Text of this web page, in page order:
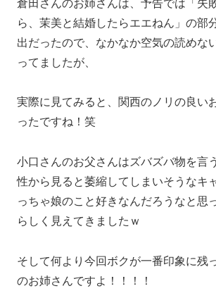
倉田さんのお姉さんは、予告では「失
ら、茉美と結婚したらエエねん」の部
出だったので、なかなか空気の読めな
ってましたが、
実際に見てみると、関西のノリの良い
ったですね！笑
小口さんのお父さんはズバズバ物を言
性から見ると萎縮してしまいそうなキ
っちゃ娘のこと好きなんだろうなと思
らしく見えてきましたｗ
そして何より今回ボクが一番印象に残
のお姉さんですよ！！！！